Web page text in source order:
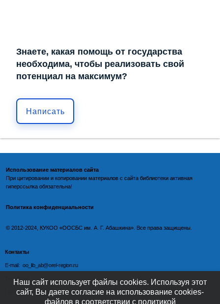
Знаете, какая помощь от государства
необходима, чтобы реализовать свой
потенциал на максимум?
Написать
Использование материалов сайта
При цитировании и копировании материалов с сайта библиотеки активная
гиперссылка обязательна!
Политика конфиденциальности
©️ 2012-2024, КУКОО «ООСБС им. А. Г. Абашкина». Все права защищены.
Контакты
E-mail: oo_lib_ab@orel-region.ru
Телефон:
(4862) 77-09-75 (директор),
Наш сайт использует файлы cookies. Используя этот
сайт, Вы даете согласие на использование cookies-
файлов в соответствии с политикой